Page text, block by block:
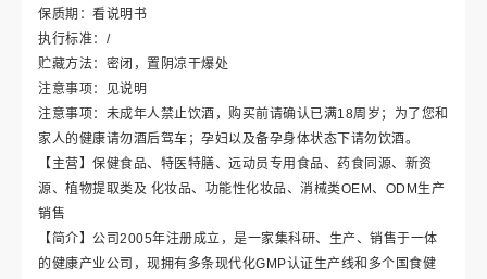
保质期：看说明书
执行标准：/
贮藏方法：密闭，置阴凉干爆处
注意事项：见说明
注意事项：未成年人禁止饮酒，购买前请确认已满18周岁；为了您和
家人的健康请勿酒后驾车；孕妇以及备孕身体状态下请勿饮酒。
【主营】保健食品、特医特膳、远动员专用食品、药食同源、新资
源、植物提取类及 化妆品、功能性化妆品、消械类OEM、ODM生产
销售
【简介】公司2005年注册成立，是一家集科研、生产、销售于一体
的健康产业公司，现拥有多条现代化GMP认证生产线和多个国食健